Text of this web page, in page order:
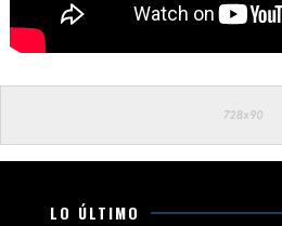
LO ÚLTIMO